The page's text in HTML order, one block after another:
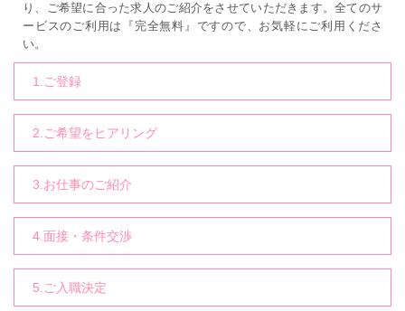
り、ご希望に合った求人のご紹介をさせていただきます。全てのサ
ービスのご利用は『完全無料』ですので、お気軽にご利用くださ
い。
1.ご登録
2.ご希望をヒアリング
3.お仕事のご紹介
4.面接・条件交渉
5.ご入職決定